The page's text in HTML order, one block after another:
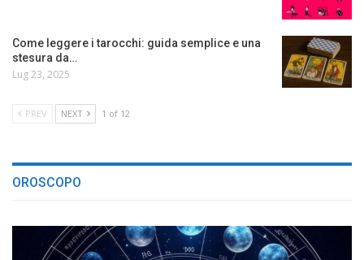
Come leggere i tarocchi: guida semplice e una
stesura da…
Lug 23, 2025
PREV NEXT 1 of 12
OROSCOPO